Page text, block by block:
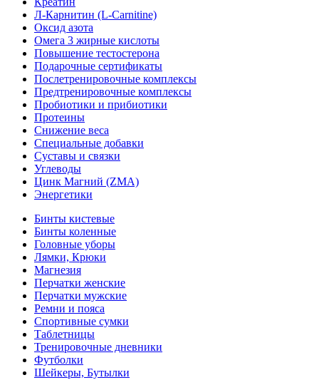
Л-Карнитин (L-Сarnitine)
Оксид азота
Омега 3 жирные кислоты
Повышение тестостерона
Подарочные сертификаты
Послетренировочные комплексы
Предтренировочные комплексы
Пробиотики и прибиотики
Протеины
Снижение веса
Специальные добавки
Суставы и связки
Углеводы
Цинк Магний (ZMA)
Энергетики
Бинты кистевые
Бинты коленные
Головные уборы
Лямки, Крюки
Магнезия
Перчатки женские
Перчатки мужские
Ремни и пояса
Спортивные сумки
Таблетницы
Тренировочные дневники
Футболки
Шейкеры, Бутылки